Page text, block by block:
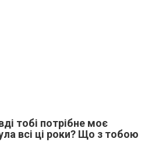
тобі потрібне моє
всі ці роки? Що з тобою